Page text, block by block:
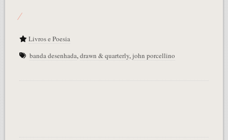
Livros e Poesia
banda desenhada,drawn & quarterly,john porcellino